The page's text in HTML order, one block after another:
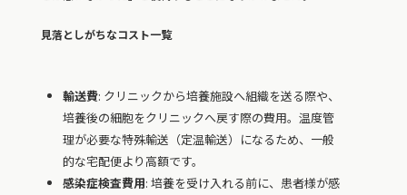
見落としがちなコスト一覧
輸送費: クリニックから培養施設へ組織を送る際や、
培養後の細胞をクリニックへ戻す際の費用。温度管
理が必要な特殊輸送（定温輸送）になるため、一般
的な宅配便より高額です。
感染症検査費用: 培養を受け入れる前に、患者様が感